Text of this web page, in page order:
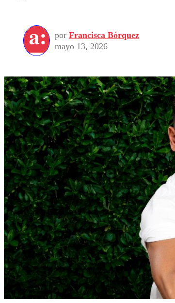
por Francisca Bórquez
mayo 13, 2026